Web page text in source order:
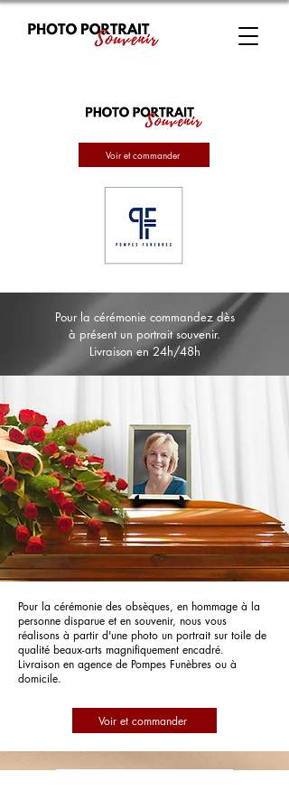
Voir et commander
Pour la cérémonie commandez dès
à présent un portrait souvenir.
Livraison en 24h/48h
Pour la cérémonie des obsèques, en hommage à la
personne disparue et en souvenir, nous vous
réalisons à partir d'une photo un portrait sur toile de
qualité beaux-arts magnifiquement encadré.
Livraison en agence de Pompes Funèbres ou à
domicile.
Voir et commander